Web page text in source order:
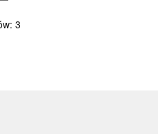
3Posortowane